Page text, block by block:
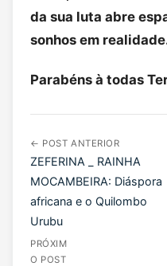
da sua luta abre
sonhos em
Parabéns à todas
← POST ANTERIOR
ZEFERINA _ RAINHA
MOCAMBEIRA: Diáspora
africana e o Quilombo
Urubu
PRÓXIM
O POST